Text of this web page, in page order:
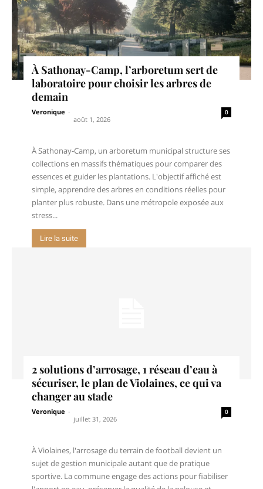
À Sathonay-Camp, l’arboretum sert de
laboratoire pour choisir les arbres de
demain
Veronique
août 1, 2026
0
À Sathonay-Camp, un arboretum municipal structure ses
collections en massifs thématiques pour comparer des
essences et guider les plantations. L'objectif affiché est
simple, apprendre des arbres en conditions réelles pour
planter plus robuste. Dans une métropole exposée aux
stress...
Lire la suite
2 solutions d’arrosage, 1 réseau d’eau à
sécuriser, le plan de Violaines, ce qui va
changer au stade
Veronique
juillet 31, 2026
0
À Violaines, l'arrosage du terrain de football devient un
sujet de gestion municipale autant que de pratique
sportive. La commune engage des actions pour fiabiliser